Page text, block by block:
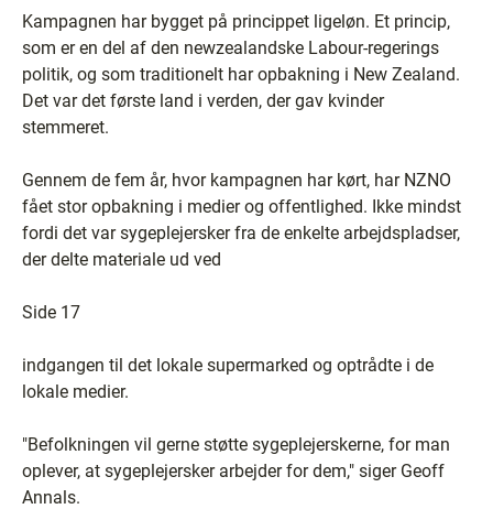
Kampagnen har bygget på princippet ligeløn. Et princip,
som er en del af den newzealandske Labour-regerings
politik, og som traditionelt har opbakning i New Zealand.
Det var det første land i verden, der gav kvinder
stemmeret.
Gennem de fem år, hvor kampagnen har kørt, har NZNO
fået stor opbakning i medier og offentlighed. Ikke mindst
fordi det var sygeplejersker fra de enkelte arbejdspladser,
der delte materiale ud ved
Side 17
indgangen til det lokale supermarked og optrådte i de
lokale medier.
"Befolkningen vil gerne støtte sygeplejerskerne, for man
oplever, at sygeplejersker arbejder for dem," siger Geoff
Annals.